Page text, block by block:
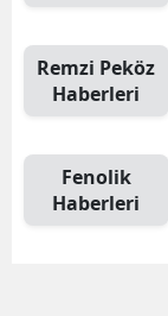
Remzi Peköz
Haberleri
Fenolik
Haberleri